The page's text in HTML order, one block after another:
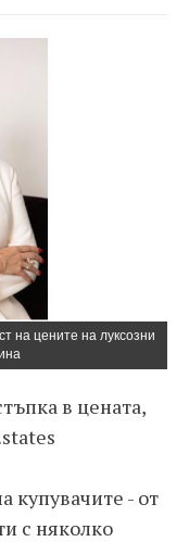
на цените на луксозни
в цената,
купувачите - от
с няколко